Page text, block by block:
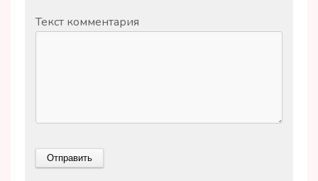
Текст комментария